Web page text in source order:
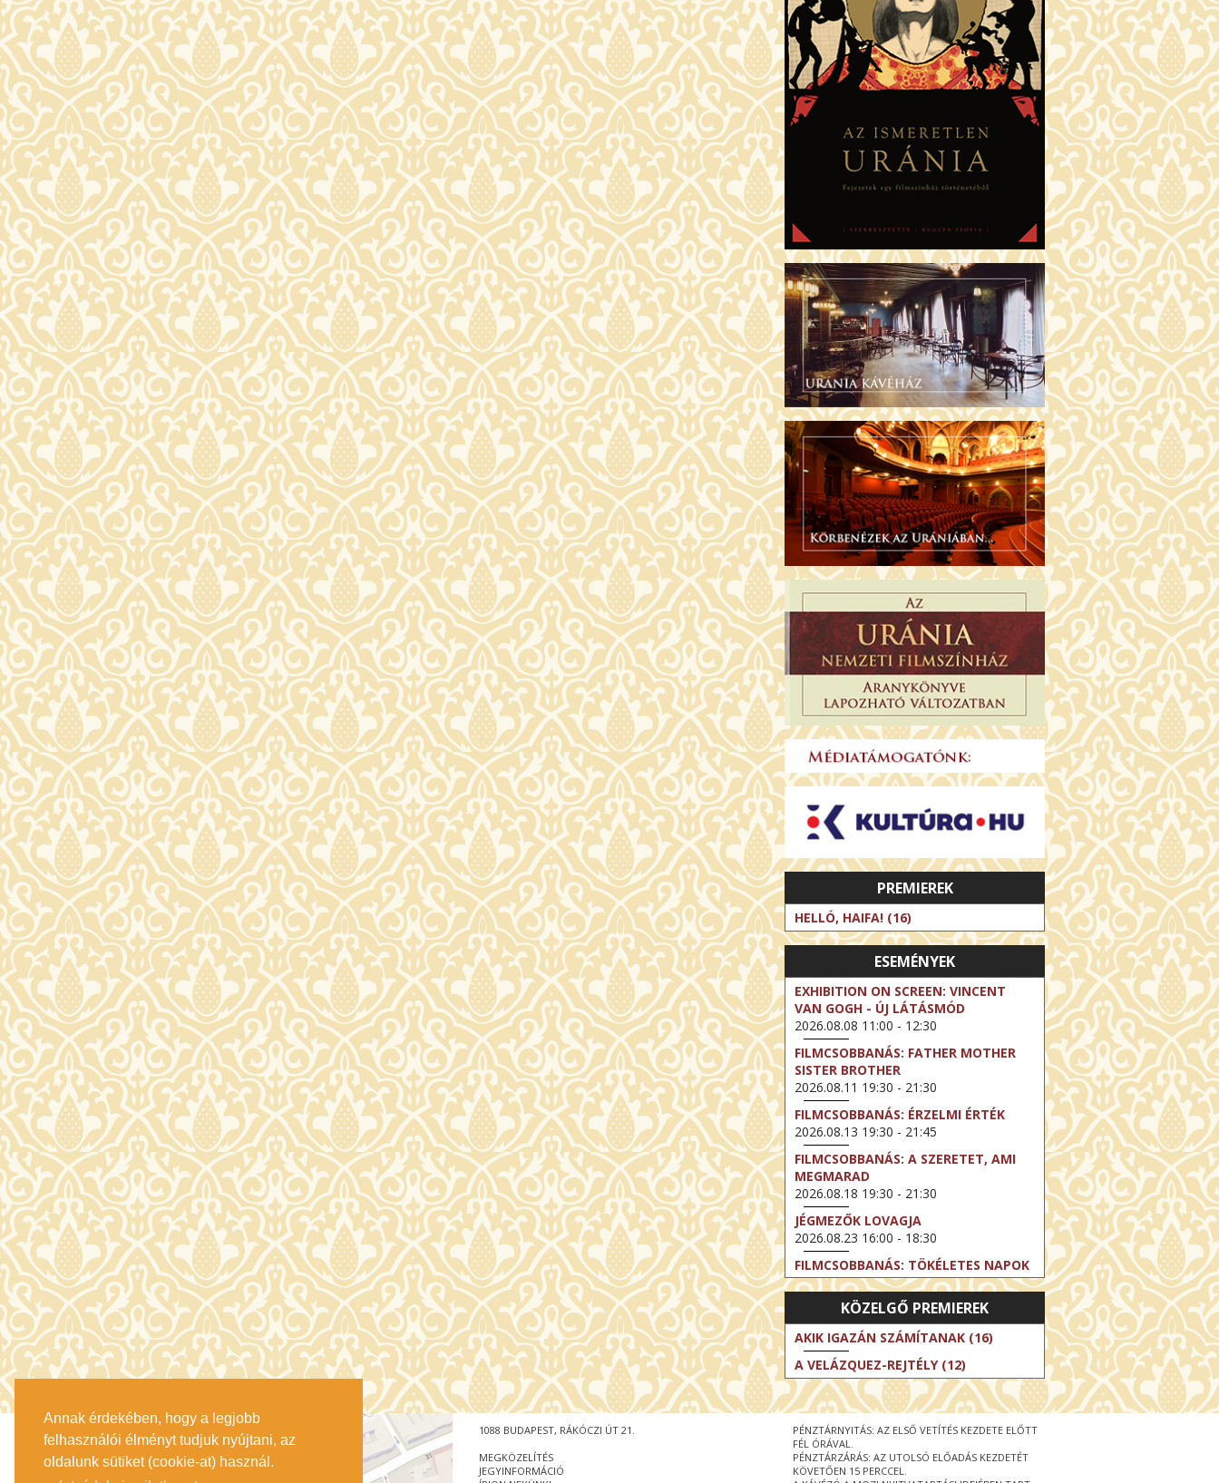
Annak érdekében, hogy a legjobb
felhasználói élményt tudjuk nyújtani, az
oldalunk sütiket (cookie-at) használ.
PREMIEREK
HELLÓ, HAIFA! (16)
ESEMÉNYEK
EXHIBITION ON SCREEN: VINCENT
VAN GOGH - ÚJ LÁTÁSMÓD
2026.08.08 11:00 - 12:30
FILMCSOBBANÁS: FATHER MOTHER
SISTER BROTHER
2026.08.11 19:30 - 21:30
FILMCSOBBANÁS: ÉRZELMI ÉRTÉK
2026.08.13 19:30 - 21:45
FILMCSOBBANÁS: A SZERETET, AMI
MEGMARAD
2026.08.18 19:30 - 21:30
JÉGMEZŐK LOVAGJA
2026.08.23 16:00 - 18:30
FILMCSOBBANÁS: TÖKÉLETES NAPOK
2026.08.25 19:30 - 21:45
FILMCSOBBANÁS: IFJÚSÁG
2026.08.27 19:30 - 21:30
EXHIBITION ON SCREEN: VINCENT
VAN GOGH - ÚJ LÁTÁSMÓD
2026.08.30 11:00 - 12:30
NT LIVE / DAVID IRELAND: THE FIFTH
STEP
2026.09.01 19:00 - 21:00
BERLIN ELESTE
KÖZELGŐ PREMIEREK
AKIK IGAZÁN SZÁMÍTANAK (16)
A VELÁZQUEZ-REJTÉLY (12)
PÉNZTÁRNYITÁS: AZ ELSŐ VETÍTÉS KEZDETE ELŐTT
FÉL ÓRÁVAL.
PÉNZTÁRZÁRÁS: AZ UTOLSÓ ELŐADÁS KEZDETÉT
KÖVETŐEN 15 PERCCEL.
1088 BUDAPEST, RÁKÓCZI ÚT 21.
MEGKÖZELÍTÉS
JEGYINFORMÁCIÓ